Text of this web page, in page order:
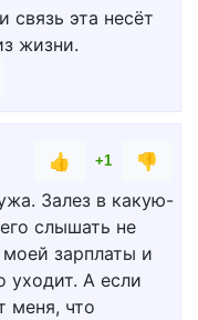
эта несёт
жизни.
👍 +1
👎
Залез в какую-
слышать не
моей зарплаты и
уходит. А если
меня, что